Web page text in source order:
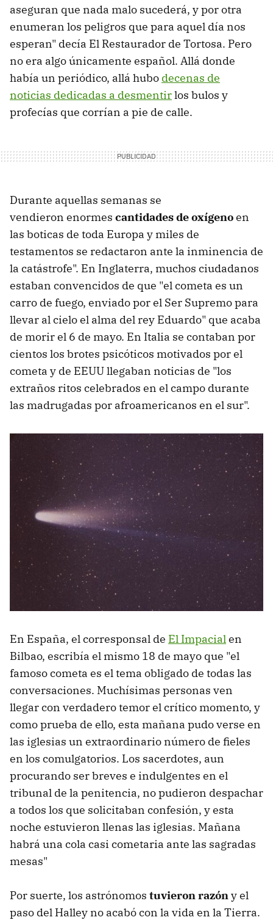
aseguran que nada malo sucederá, y por otra
enumeran los peligros que para aquel día nos
esperan" decía El Restaurador de Tortosa. Pero
no era algo únicamente español. Allá donde
había un periódico, allá hubo decenas de
noticias dedicadas a desmentirlos bulos y
profecías que corrían a pie de calle.
Durante aquellas semanas se
vendieron enormes cantidades de oxígenoen
las boticas de toda Europa y miles de
testamentos se redactaron ante la inminencia de
la catástrofe". En Inglaterra, muchos ciudadanos
estaban convencidos de que "el cometa es un
carro de fuego, enviado por el Ser Supremo para
llevar al cielo el alma del rey Eduardo" que acaba
de morir el 6 de mayo. En Italia se contaban por
cientos los brotes psicóticos motivados por el
cometa y de EEUU llegaban noticias de "los
extraños ritos celebrados en el campo durante
las madrugadas por afroamericanos en el sur".
En España, el corresponsal de El Impacialen
Bilbao, escribía el mismo 18 de mayo que "el
famoso cometa es el tema obligado de todas las
conversaciones. Muchísimas personas ven
llegar con verdadero temor el crítico momento, y
como prueba de ello, esta mañana pudo verse en
las iglesias un extraordinario número de fieles
en los comulgatorios. Los sacerdotes, aun
procurando ser breves e indulgentes en el
tribunal de la penitencia, no pudieron despachar
a todos los que solicitaban confesión, y esta
noche estuvieron llenas las iglesias. Mañana
habrá una cola casi cometaria ante las sagradas
mesas"
Por suerte, los astrónomos tuvieron razóny el
paso del Halley no acabó con la vida en la Tierra.